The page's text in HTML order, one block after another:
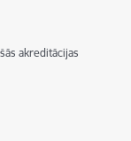
akreditācijas